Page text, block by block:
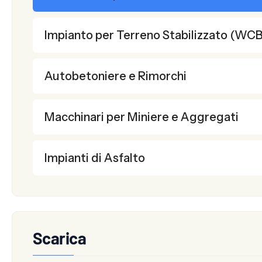
Impianto per Terreno Stabilizzato
Autobetoniere e Rimorchi
Macchinari per Miniere e Aggregati
Impianti di Asfalto
Scarica